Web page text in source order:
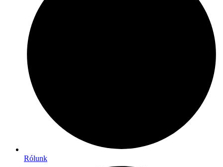
Rólunk